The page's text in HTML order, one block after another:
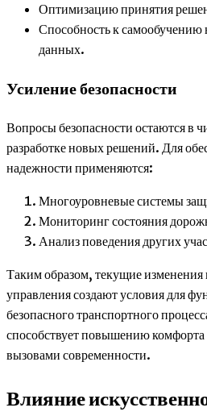
Оптимизацию принятия
Способность к самообучению
данных.
Усиление безопасности
Вопросы безопасности остаются в
разработке новых решений. Для
надежности применяются:
Многоуровневые системы
Мониторинг состояния
Анализ поведения других
Таким образом, текущие изменения
управления создают условия для
безопасного транспортного
способствует повышению комфорта
вызовами современности.
Влияние